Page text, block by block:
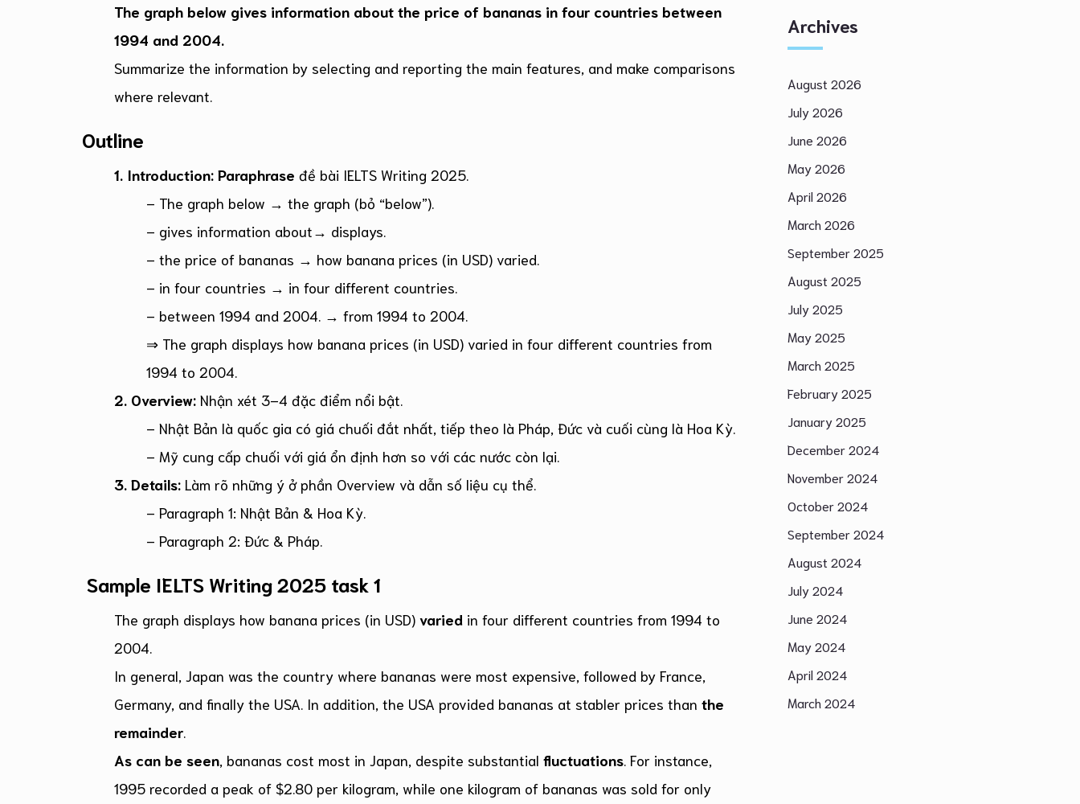
The graph below gives information about the price of bananas in four countries between
1994 and 2004.
Summarize the information by selecting and reporting the main features, and make comparisons
where relevant.
Outline
1. Introduction: Paraphrase đề bài IELTS Writing 2025.
– The graph below → the graph (bỏ “below”).
– gives information about→ displays.
– the price of bananas → how banana prices (in USD) varied.
– in four countries → in four different countries.
– between 1994 and 2004. → from 1994 to 2004.
⇒ The graph displays how banana prices (in USD) varied in four different countries from
1994 to 2004.
2. Overview: Nhận xét 3–4 đặc điểm nổi bật.
– Nhật Bản là quốc gia có giá chuối đắt nhất, tiếp theo là Pháp, Đức và cuối cùng là Hoa Kỳ.
– Mỹ cung cấp chuối với giá ổn định hơn so với các nước còn lại.
3. Details: Làm rõ những ý ở phần Overview và dẫn số liệu cụ thể.
– Paragraph 1: Nhật Bản & Hoa Kỳ.
– Paragraph 2: Đức & Pháp.
Sample IELTS Writing 2025 task 1
The graph displays how banana prices (in USD) varied in four different countries from 1994 to
2004.
In general, Japan was the country where bananas were most expensive, followed by France,
Germany, and finally the USA. In addition, the USA provided bananas at stabler prices than the
remainder.
As can be seen, bananas cost most in Japan, despite substantial fluctuations. For instance,
1995 recorded a peak of $2.80 per kilogram, while one kilogram of bananas was sold for only
Archives
August 2026
July 2026
June 2026
May 2026
April 2026
March 2026
September 2025
August 2025
July 2025
May 2025
March 2025
February 2025
January 2025
December 2024
November 2024
October 2024
September 2024
August 2024
July 2024
June 2024
May 2024
April 2024
March 2024